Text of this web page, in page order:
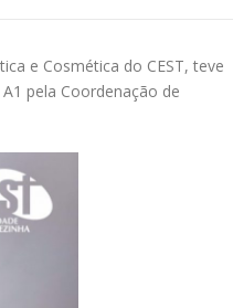
e Cosmética do CEST, teve
pela Coordenação de